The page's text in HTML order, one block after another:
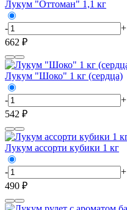
Лукум "Оттоман" 1,1 кг
-
+
662 ₽
Лукум "Шоко" 1 кг (сердца)
-
+
542 ₽
Лукум ассорти кубики 1 кг
-
+
490 ₽